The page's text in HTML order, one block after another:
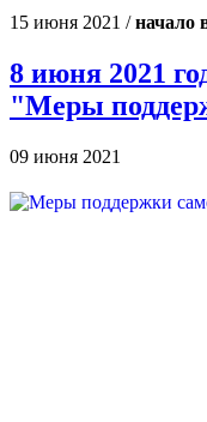
15 июня 2021 /начало
8 июня 2021
"Меры
09 июня 2021